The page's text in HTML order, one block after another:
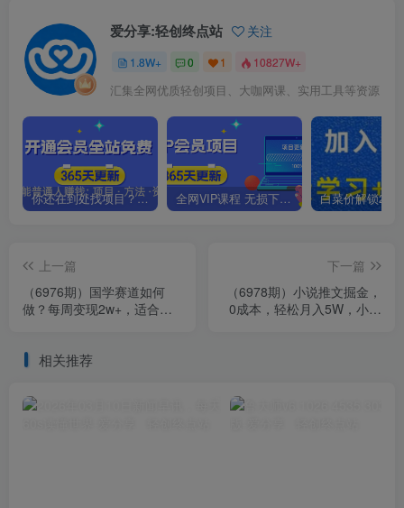
爱分享:轻创终点站 关注
1.8W+ 0 1 10827W+
汇集全网优质轻创项目、大咖网课、实用工具等资源
你还在到处找项目？还在当韭菜？我靠卖项目一个月收入5万+，曾经我也是个失败者。 全网VIP课程 无损下载~.~
上一篇
（6976期）国学赛道如何
做？每周变现2w+，适合新
下一篇
（6978期）小说推文掘金，
0成本，轻松月入5W，小白
相关推荐